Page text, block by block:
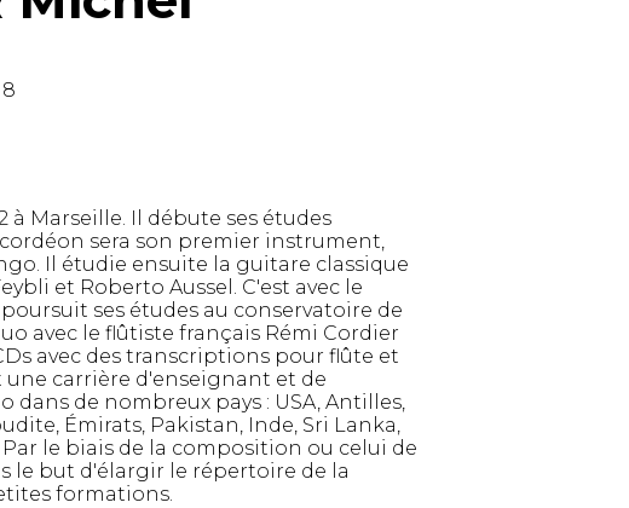
8
à Marseille. Il débute ses études
sera son premier instrument,
Il étudie ensuite la guitare classique
et Roberto Aussel. C'est avec le
ses études au conservatoire de
avec le flûtiste français Rémi Cordier
avec des transcriptions pour flûte et
carrière d'enseignant et de
dans de nombreux pays : USA, Antilles,
Émirats, Pakistan, Inde, Sri Lanka,
le biais de la composition ou celui de
le but d'élargir le répertoire de la
formations.